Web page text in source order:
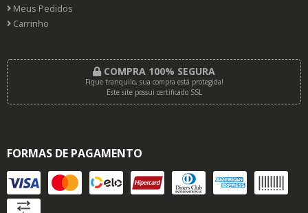
Meus Pedidos
Carrinho
COMPRA 100% SEGURA
Fique tranquilo, sua compra está protegida!
Este site possui certificado SSL
FORMAS DE PAGAMENTO